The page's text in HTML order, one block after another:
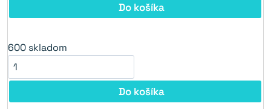
Do košíka
600 skladom
Do košíka